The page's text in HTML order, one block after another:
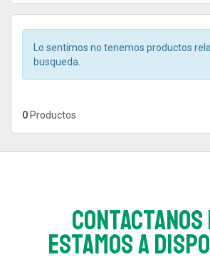
Lo sentimos no tenemos productos
busqueda.
0 Productos
Contactanos
estamos a